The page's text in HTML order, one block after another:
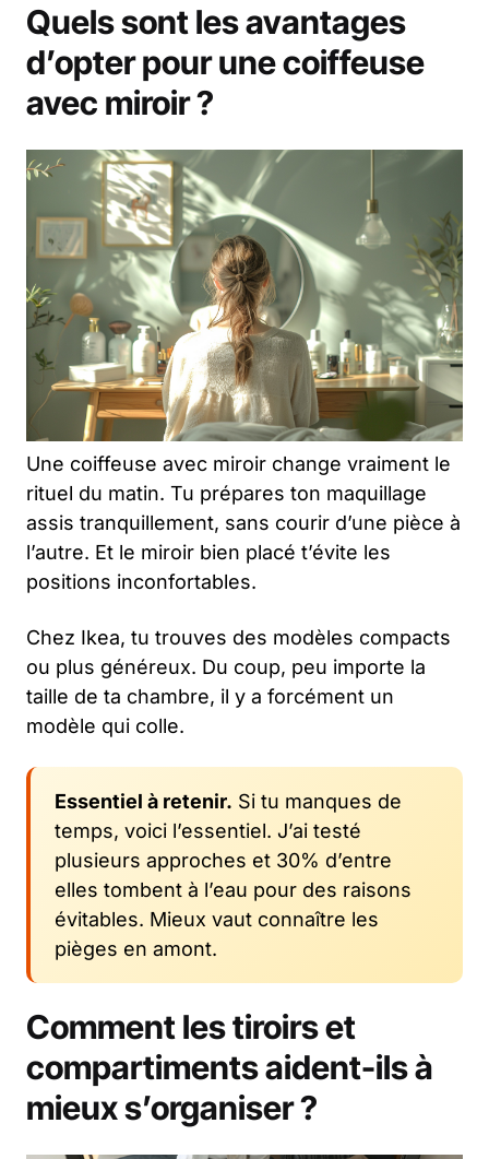
Quels sont les avantages
d’opter pour une coiffeuse
avec miroir ?
Une coiffeuse avec miroir change vraiment le
rituel du matin. Tu prépares ton maquillage
assis tranquillement, sans courir d’une pièce à
l’autre. Et le miroir bien placé t’évite les
positions inconfortables.
Chez Ikea, tu trouves des modèles compacts
ou plus généreux. Du coup, peu importe la
taille de ta chambre, il y a forcément un
modèle qui colle.
Essentiel à retenir. Si tu manques de
temps, voici l’essentiel. J’ai testé
plusieurs approches et 30% d’entre
elles tombent à l’eau pour des raisons
évitables. Mieux vaut connaître les
pièges en amont.
Comment les tiroirs et
compartiments aident-ils à
mieux s’organiser ?